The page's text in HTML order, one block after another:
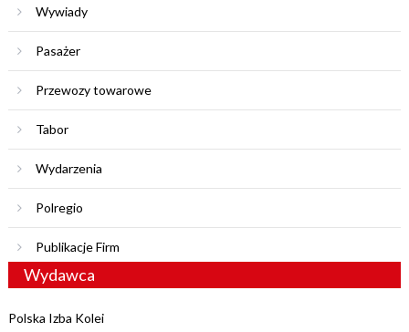
Wywiady
Pasażer
Przewozy towarowe
Tabor
Wydarzenia
Polregio
Publikacje Firm
Wydawca
Polska Izba Kolei